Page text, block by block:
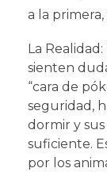
a la
La
sienten
“cara de
seguridad,
dormir y
suficiente.
por los